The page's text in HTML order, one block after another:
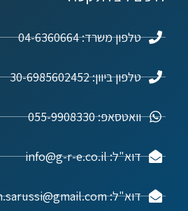
טלפון משרד: 04-6360664
טלפון ביוון: 30-6985602452
וואטסאפ: 055-9908330
דוא"ל: info@g-r-e.co.il
דוא"ל: idan.sarussi@gmail.com